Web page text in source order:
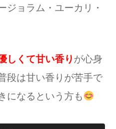
ジョラム・ユーカリ・
しくて甘い香り が心身
段は甘い香りが苦手で
になるという方も